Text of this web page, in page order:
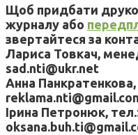
Щоб придбати
журналу або
звертайтеся за
Лариса Товкач,
sad.nti@ukr.net
Анна Панкратенкова,
Ірина Петронюк,